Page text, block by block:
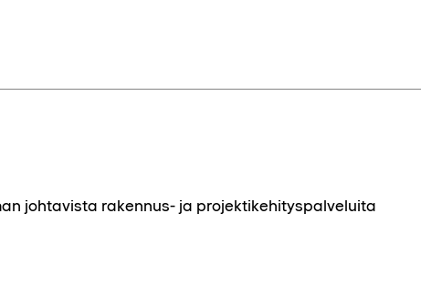
johtavista rakennus- ja projektikehityspalveluita